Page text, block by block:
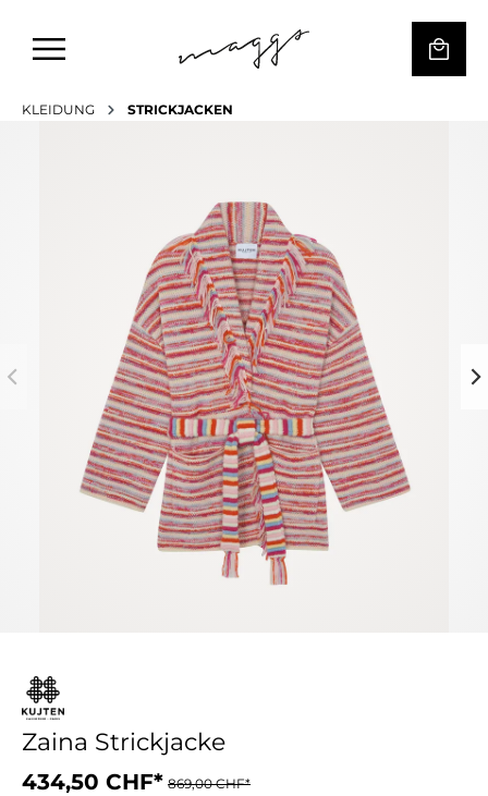
KLEIDUNG STRICKJACKEN
Zaina Strickjacke
434,50 CHF* 869,00 CHF*